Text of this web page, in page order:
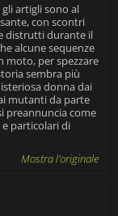
artigli sono al
con scontri
distrutti durante il
alcune sequenze
moto, per spezzare
sembra più
donna dai
mutanti da parte
preannuncia come
particolari di
Mostra l'originale